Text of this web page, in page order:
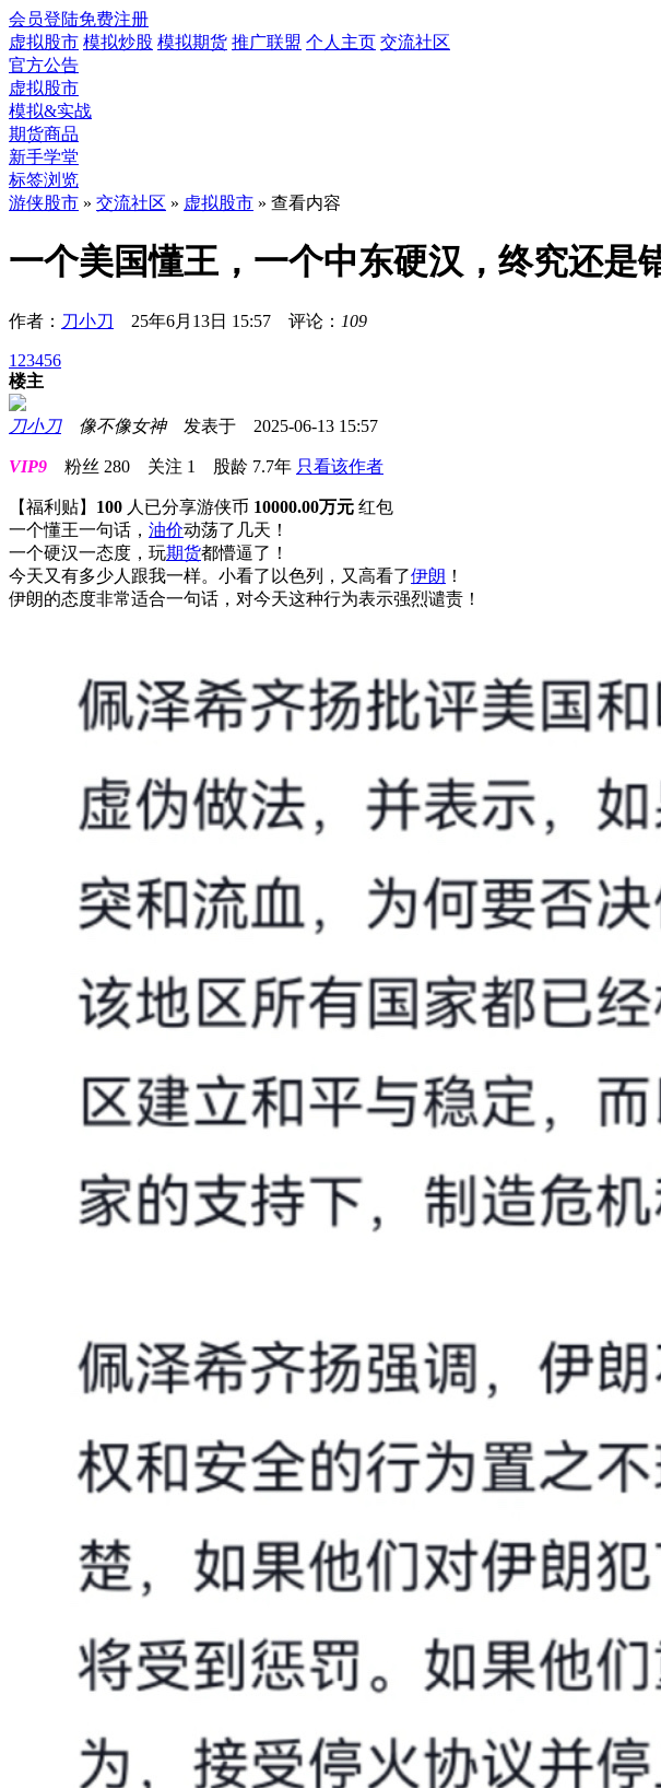
会员登陆免费注册
虚拟股市 模拟炒股 模拟期货 推广联盟 个人主页 交流社区
官方公告
虚拟股市
模拟&实战
期货商品
新手学堂
标签浏览
游侠股市 » 交流社区 » 虚拟股市 » 查看内容
一个美国懂王，一个中东硬汉，终究还是
作者： 刀小刀 25年6月13日 15:57 评论： 109
1 23456
楼主
刀小刀 像不像女神发表于 2025-06-13 15:57
VIP9 粉丝 280 关注 1 股龄 7.7年 只看该作者
【福利贴】 100 人已分享游侠币 10000.00万元 红包
一个懂王一句话， 油价动荡了几天！
一个硬汉一态度，玩期货都懵逼了！
今天又有多少人跟我一样。小看了以色列，又高看了伊朗 ！
伊朗的态度非常适合一句话，对今天这种行为表示强烈谴责！